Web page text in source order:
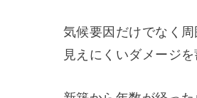
気候要因だけでなく
見えにくいダメージを